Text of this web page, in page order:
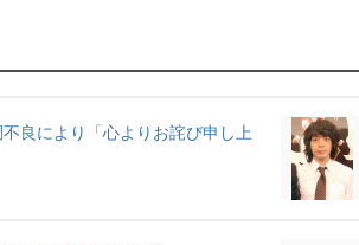
u
e
良により「心よりお詫び申し上